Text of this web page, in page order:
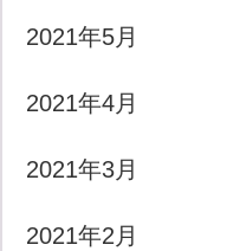
2021年5月
2021年4月
2021年3月
2021年2月